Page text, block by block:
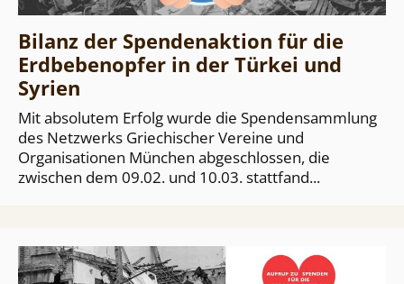
Bilanz der Spendenaktion für die
Erdbebenopfer in der Türkei und
Syrien
Mit absolutem Erfolg wurde die Spendensammlung
des Netzwerks Griechischer Vereine und
Organisationen München abgeschlossen, die
zwischen dem 09.02. und 10.03. stattfand...